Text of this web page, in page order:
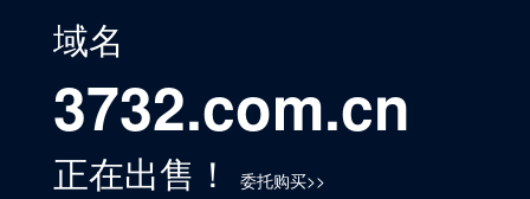
域名
3732.com.cn
正在出售！ 委托购买>>